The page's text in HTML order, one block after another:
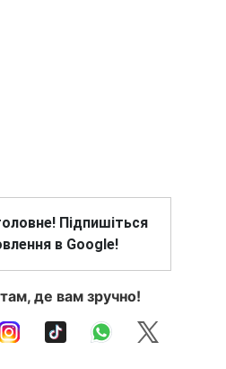
Підпишіться
в Google!
де вам зручно!